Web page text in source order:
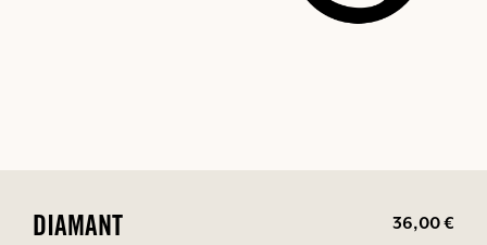
DIAMANT 36,00 €